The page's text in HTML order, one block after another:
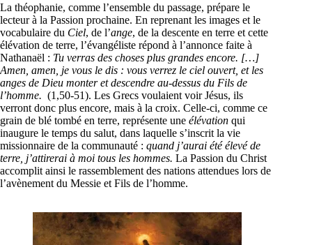
La théophanie, comme l’ensemble du passage, prépare le
lecteur à la Passion prochaine. En reprenant les images et le
vocabulaire du Ciel, de l’ange, de la descente en terre et cette
élévation de terre, l’évangéliste répond à l’annonce faite à
Nathanaël : Tu verras des choses plus grandes encore. […]
Amen, amen, je vous le dis : vous verrez le ciel ouvert, et les
anges de Dieu monter et descendre au-dessus du Fils de
l’homme. (1,50-51). Les Grecs voulaient voir Jésus, ils
verront donc plus encore, mais à la croix. Celle-ci, comme ce
grain de blé tombé en terre, représente une élévation qui
inaugure le temps du salut, dans laquelle s’inscrit la vie
missionnaire de la communauté : quand j’aurai été élevé de
terre, j’attirerai à moi tous les hommes. La Passion du Christ
accomplit ainsi le rassemblement des nations attendues lors de
l’avènement du Messie et Fils de l’homme.